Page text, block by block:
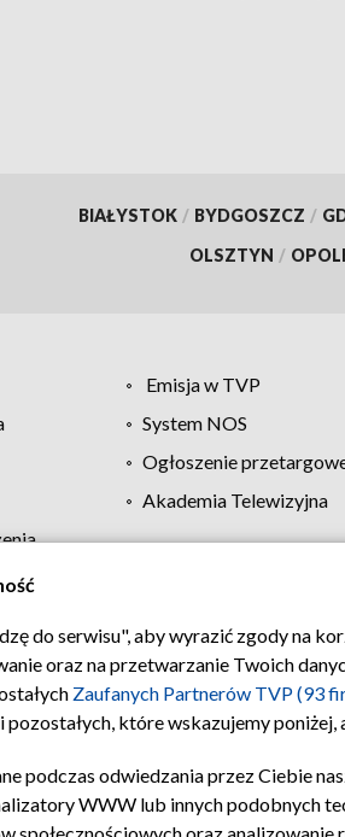
BIAŁYSTOK / BYDGOSZCZ /
OLSZTYN /
Emisja w TVP
System NOS
Ogłoszenie
Akademia Telewizyjna
Regulamin TVP
do serwisu", aby wyrazić zgody na
oraz na przetwarzanie Twoich
Zaufanych Partnerów TVP (93
które wskazujemy
podczas odwiedzania przez Ciebie
WWW lub innych podobnych